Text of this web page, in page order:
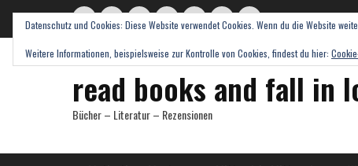
Twitter
E-
Feed WordPress
PinterestInstagramWebseite
read books and fall in
Bücher – Literatur – Rezensionen
Datenschutz und Cookies: Diese Website verwendet Cookies. Wenn du die Website
Weitere Informationen, beispielsweise zur Kontrolle von Cookies, findest du hier: